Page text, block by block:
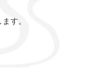
す。